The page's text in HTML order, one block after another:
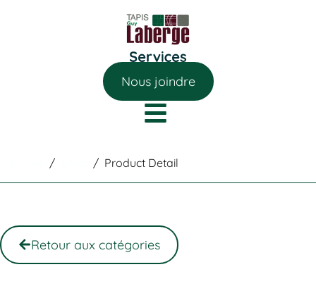
Nous joindre
/ / Product Detail
Retour aux catégories